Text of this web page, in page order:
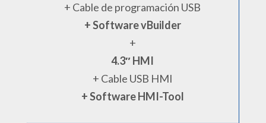
+ Cable de programación USB
+ Software vBuilder
+
4.3″ HMI
+ Cable USB HMI
+ Software HMI-Tool